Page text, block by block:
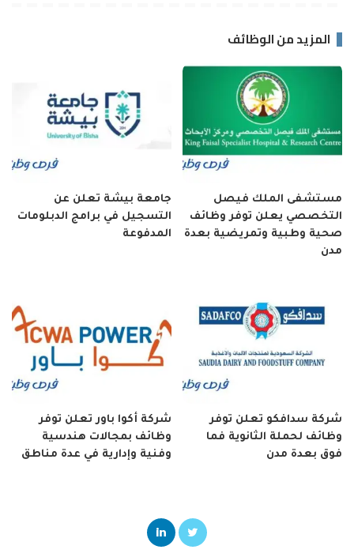
المزيد من الوظائف
مستشفى الملك فيصل
التخصصي يعلن توفر وظائف
صحية وطبية وتمريضية بعدة
مدن
جامعة بيشة تعلن عن
التسجيل في برامج الدبلومات
المدفوعة
شركة سدافكو تعلن توفر
وظائف لحملة الثانوية فما
فوق بعدة مدن
شركة أكوا باور تعلن توفر
وظائف بمجالات هندسية
وفنية وإدارية في عدة مناطق